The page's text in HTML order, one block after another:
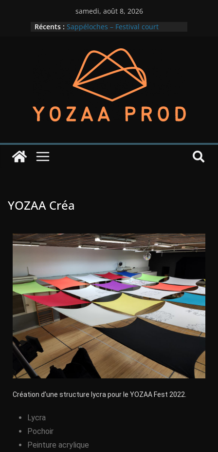
samedi, août 8, 2026
Récents : Sappéloches – Festival court
M!GN en lumière
Lady Down – un premier EP pour
cette rentrée
Indian Phonics – édition 2025
M!GN dans la place
YOZAA Créa
Création d’une structure lycra pour le YOZAA Fest 2022.
Lycra
Pochoir
Peinture acrylique